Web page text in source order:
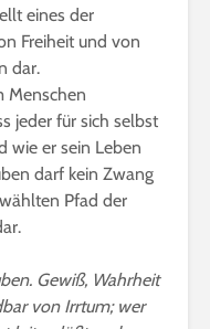
eines der
Freiheit und von
dar.
Menschen
jeder für sich selbst
wie er sein Leben
darf kein Zwang
Pfad der
Gewiß, Wahrheit
von Irrtum; wer